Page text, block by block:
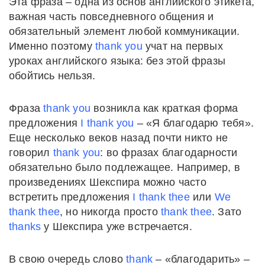
важная часть повседневного общения и
обязательный элемент любой коммуникации.
Именно поэтому thank you учат на первых
уроках английского языка: без этой фразы
обойтись нельзя.
Фразаthank you возникла как краткая форма
предложения I thank you – «Я благодарю тебя».
Еще несколько веков назад почти никто не
говорил thank you: во фразах благодарности
обязательно было подлежащее. Например, в
произведениях Шекспира можно часто
встретить предложения I thank theeили We
thank thee, но никогда просто thank thee. Зато
thanks у Шекспира уже встречается.
В свою очередь словоthank – «благодарить» –